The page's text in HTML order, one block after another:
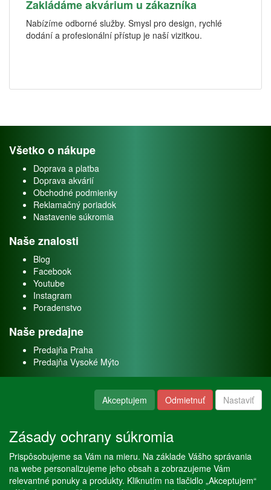
Zakládáme akvárium u zákazníka
Nabízíme odborné služby. Smysl pro design, rychlé
dodání a profesionální přístup je naší vizitkou.
Všetko o nákupe
Doprava a platba
Doprava akvárií
Obchodné podmienky
Reklamačný poriadok
Nastavenie súkromia
Naše znalosti
Blog
Facebook
Youtube
Instagram
Poradenstvo
Naše predajne
Predajňa Praha
Predajňa Vysoké Mýto
Naše služby
Servis
Predaj akváriových rýb
Predaj akváriových rastlín
Akceptujem Odmietnuť Nastaviť
Zásady ochrany súkromia
Prispôsobujeme sa Vám na mieru. Na základe Vášho správania
na webe personalizujeme jeho obsah a zobrazujeme Vám
relevantné ponuky a produkty. Kliknutím na tlačidlo „Akceptujem“